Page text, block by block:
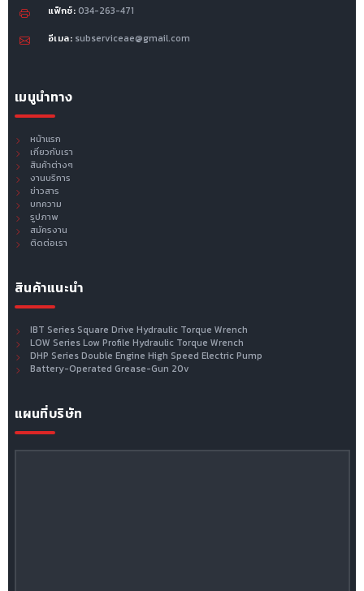
แฟ็กซ์: 034-263-471
อีเมล: subserviceae@gmail.com
เมนูนำทาง
หน้าแรก
เกี่ยวกับเรา
สินค้าต่างๆ
งานบริการ
ข่าวสาร
บทความ
รูปภาพ
สมัครงาน
ติดต่อเรา
สินค้าแนะนำ
IBT Series Square Drive Hydraulic Torque Wrench
LOW Series Low Profile Hydraulic Torque Wrench
DHP Series Double Engine High Speed Electric Pump
Battery-Operated Grease-Gun 20v
แผนที่บริษัท